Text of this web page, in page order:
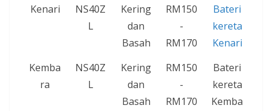
Kenari
NS40Z
L
Kering
dan
Basah
RM150
-
RM170
Bateri
kereta
Kenari
Kemba
ra
NS40Z
L
Kering
dan
Basah
RM150
-
RM170
Bateri
kereta
Kemba